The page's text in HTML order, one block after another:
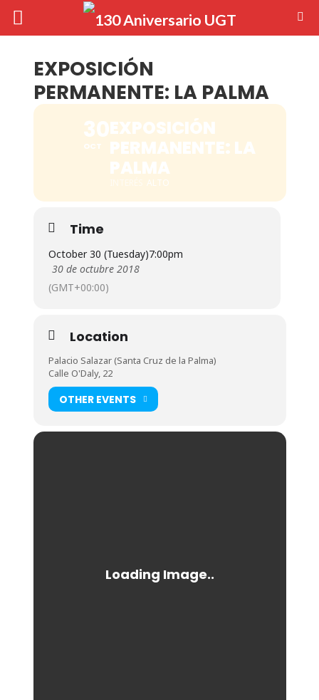
EXPOSICIÓN
PERMANENTE: LA PALMA
30
OCT
EXPOSICIÓN
PERMANENTE: LA
PALMA
ALTO
Time
October 30 (Tuesday)7:00pm
30 de octubre 2018
(GMT+00:00)
Location
Palacio Salazar (Santa Cruz de la Palma)
Calle O'Daly, 22
OTHER EVENTS